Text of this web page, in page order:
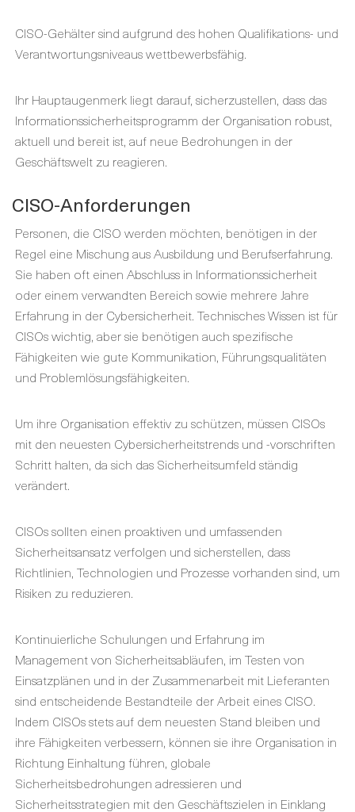
CISO-Gehälter sind aufgrund des hohen Qualifikations- und
Verantwortungsniveaus wettbewerbsfähig.
Ihr Hauptaugenmerk liegt darauf, sicherzustellen, dass das
Informationssicherheitsprogramm der Organisation robust,
aktuell und bereit ist, auf neue Bedrohungen in der
Geschäftswelt zu reagieren.
CISO-Anforderungen
Personen, die CISO werden möchten, benötigen in der
Regel eine Mischung aus Ausbildung und Berufserfahrung.
Sie haben oft einen Abschluss in Informationssicherheit
oder einem verwandten Bereich sowie mehrere Jahre
Erfahrung in der Cybersicherheit. Technisches Wissen ist für
CISOs wichtig, aber sie benötigen auch spezifische
Fähigkeiten wie gute Kommunikation, Führungsqualitäten
und Problemlösungsfähigkeiten.
Um ihre Organisation effektiv zu schützen, müssen CISOs
mit den neuesten Cybersicherheitstrends und -vorschriften
Schritt halten, da sich das Sicherheitsumfeld ständig
verändert.
CISOs sollten einen proaktiven und umfassenden
Sicherheitsansatz verfolgen und sicherstellen, dass
Richtlinien, Technologien und Prozesse vorhanden sind, um
Risiken zu reduzieren.
Kontinuierliche Schulungen und Erfahrung im
Management von Sicherheitsabläufen, im Testen von
Einsatzplänen und in der Zusammenarbeit mit Lieferanten
sind entscheidende Bestandteile der Arbeit eines CISO.
Indem CISOs stets auf dem neuesten Stand bleiben und
ihre Fähigkeiten verbessern, können sie ihre Organisation in
Richtung Einhaltung führen, globale
Sicherheitsbedrohungen adressieren und
Sicherheitsstrategien mit den Geschäftszielen in Einklang